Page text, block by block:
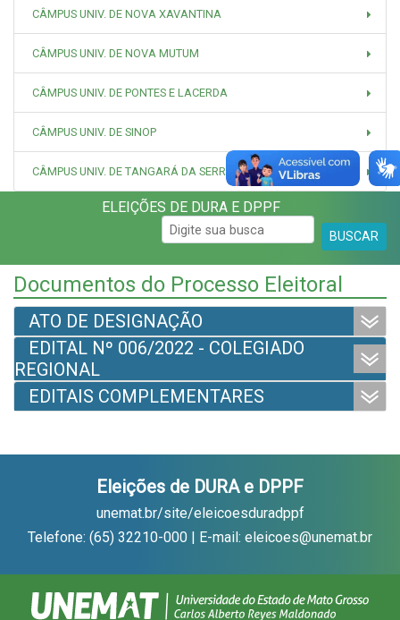
CÂMPUS UNIV. DE NOVA XAVANTINA
CÂMPUS UNIV. DE NOVA MUTUM
CÂMPUS UNIV. DE PONTES E LACERDA
CÂMPUS UNIV. DE SINOP
CÂMPUS UNIV. DE TANGARÁ DA SERRA
ELEIÇÕES DE DURA E DPPF
BUSCAR
Documentos do Processo Eleitoral
ATO DE DESIGNAÇÃO
EDITAL Nº 006/2022 - COLEGIADO
REGIONAL
EDITAIS COMPLEMENTARES
Eleições de DURA e DPPF
unemat.br/site/eleicoesduradppf
Telefone: (65) 32210-000 | E-mail: eleicoes@unemat.br